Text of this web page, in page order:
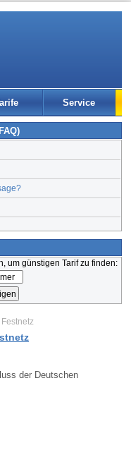
Service
um günstigen Tarif zu finden:
Festnetz
der Deutschen